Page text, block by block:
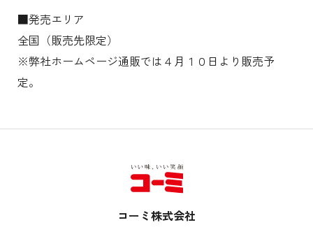
■発売エリア
全国（販売先限定）
※弊社ホームページ通販では４月１０日より販売予
定。
コーミ株式会社